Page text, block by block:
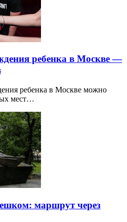
ребенка в Москве —
ребенка в Москве можно
мест…
маршрут через